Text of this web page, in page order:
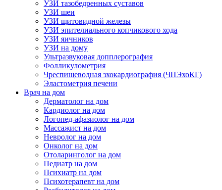
УЗИ тазобедренных суставов
УЗИ шеи
УЗИ щитовидной железы
УЗИ эпителиального копчикового хода
УЗИ яичников
УЗИ на дому
Ультразвуковая допплерография
Фолликулометрия
Чреспищеводная эхокардиография (ЧПЭхоКГ)
Эластометрия печени
Врач на дом
Дерматолог на дом
Кардиолог на дом
Логопед-афазиолог на дом
Массажист на дом
Невролог на дом
Онколог на дом
Отоларинголог на дом
Педиатр на дом
Психиатр на дом
Психотерапевт на дом